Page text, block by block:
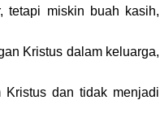
tetapi miskin buah kasih,
Kristus dalam keluarga,
dan tidak menjadi